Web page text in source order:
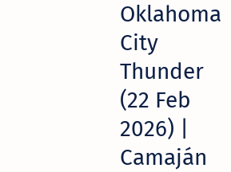
Oklahoma
City
Thunder
(22 Feb
2026) |
Camaján